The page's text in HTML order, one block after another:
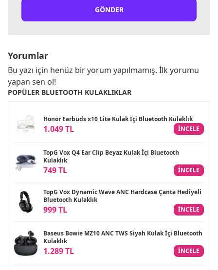
GÖNDER
Yorumlar
Bu yazı için henüz bir yorum yapılmamış. İlk yorumu
yapan sen ol!
POPÜLER BLUETOOTH KULAKLIKLAR
Honor Earbuds x10 Lite Kulak İçi Bluetooth Kulaklık
1.049 TL INCELE
TopG Vox Q4 Ear Clip Beyaz Kulak İçi Bluetooth
Kulaklık
749 TL INCELE
TopG Vox Dynamic Wave ANC Hardcase Çanta Hediyeli
Bluetooth Kulaklık
999 TL INCELE
Baseus Bowie MZ10 ANC TWS Siyah Kulak İçi Bluetooth
Kulaklık
1.289 TL INCELE